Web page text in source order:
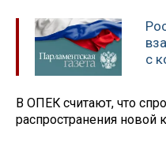
с
В ОПЕК считают, что
распространения новой